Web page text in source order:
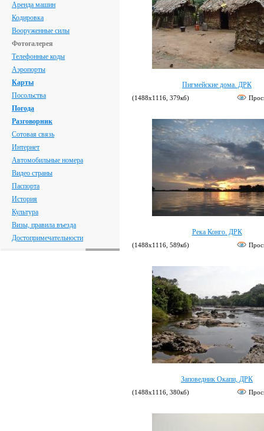
Аренда машин
Кодировка
Вооруженные силы
Фотогалерея
Телефонные коды
Аэропорты
Карты
Посольства
Погода
Разговорник
Сотовая связь
Интернет
Автомобильные номера
Видео страны
Паспорта
История
Культура
Визы, правила въезда
Достопримечательности
Пигмейские дома. ДРК
(1488х1116, 379кб)
Река Конго. ДРК
(1488х1116, 589кб)
Заповедник Окапи, ДРК
(1488х1116, 380кб)